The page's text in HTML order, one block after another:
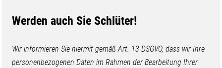
Werden auch Sie Schlüter!
Wir informieren Sie hiermit gemäß Art. 13 DSGVO, dass wir Ihre
personenbezogenen Daten im Rahmen der Bearbeitung Ihrer